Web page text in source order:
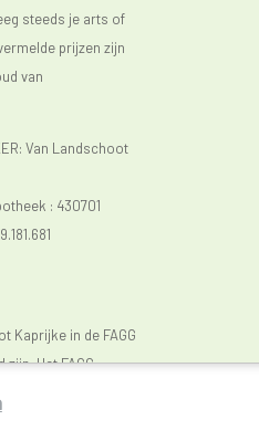
steeds je arts of
prijzen zijn
van
Van Landschoot
: 430701
Kaprijke in de FAGG
Het FAGG
van de